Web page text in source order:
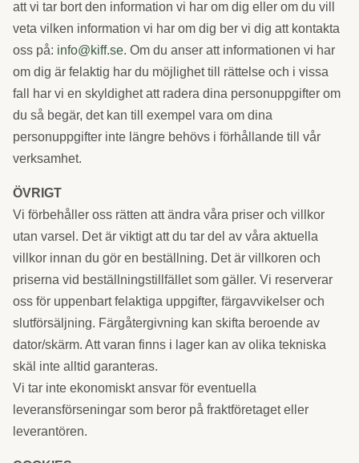
att vi tar bort den information vi har om dig eller om du vill
veta vilken information vi har om dig ber vi dig att kontakta
oss på: info@kiff.se. Om du anser att informationen vi har
om dig är felaktig har du möjlighet till rättelse och i vissa
fall har vi en skyldighet att radera dina personuppgifter om
du så begär, det kan till exempel vara om dina
personuppgifter inte längre behövs i förhållande till vår
verksamhet.
ÖVRIGT
Vi förbehåller oss rätten att ändra våra priser och villkor
utan varsel. Det är viktigt att du tar del av våra aktuella
villkor innan du gör en beställning. Det är villkoren och
priserna vid beställningstillfället som gäller. Vi reserverar
oss för uppenbart felaktiga uppgifter, färgavvikelser och
slutförsäljning. Färgåtergivning kan skifta beroende av
dator/skärm. Att varan finns i lager kan av olika tekniska
skäl inte alltid garanteras.
Vi tar inte ekonomiskt ansvar för eventuella
leveransförseningar som beror på fraktföretaget eller
leverantören.